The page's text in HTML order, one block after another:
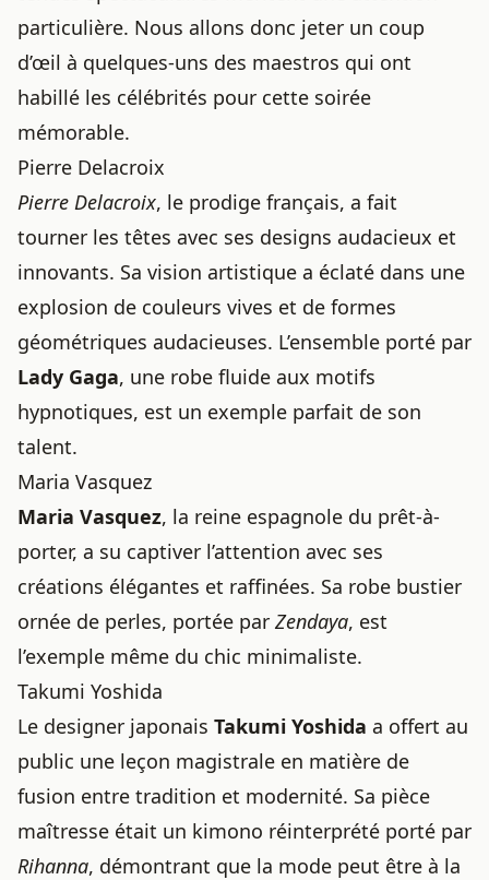
particulière. Nous allons donc jeter un coup
d’œil à quelques-uns des maestros qui ont
habillé les célébrités pour cette soirée
mémorable.
Pierre Delacroix
Pierre Delacroix, le prodige français, a fait
tourner les têtes avec ses designs audacieux et
innovants. Sa vision artistique a éclaté dans une
explosion de couleurs vives et de formes
géométriques audacieuses. L’ensemble porté par
Lady Gaga, une robe fluide aux motifs
hypnotiques, est un exemple parfait de son
talent.
Maria Vasquez
Maria Vasquez, la reine espagnole du prêt-à-
porter, a su captiver l’attention avec ses
créations élégantes et raffinées. Sa robe bustier
ornée de perles, portée par Zendaya, est
l’exemple même du chic minimaliste.
Takumi Yoshida
Le designer japonais Takumi Yoshida a offert au
public une leçon magistrale en matière de
fusion entre tradition et modernité. Sa pièce
maîtresse était un kimono réinterprété porté par
Rihanna, démontrant que la mode peut être à la